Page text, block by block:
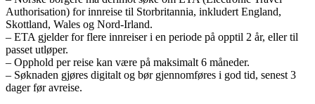
Authorisation) for innreise til Storbritannia, inkludert England,
Skottland, Wales og Nord-Irland.
– ETA gjelder for flere innreiser i en periode på opptil 2 år, eller til
passet utløper.
– Opphold per reise kan være på maksimalt 6 måneder.
– Søknaden gjøres digitalt og bør gjennomføres i god tid, senest 3
dager før avreise.